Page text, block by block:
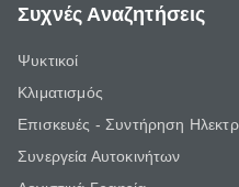
Συχνές Αναζητήσεις
Ψυκτικοί
Κλιματισμός
Επισκευές - Συντήρηση
Συνεργεία Αυτοκινήτων